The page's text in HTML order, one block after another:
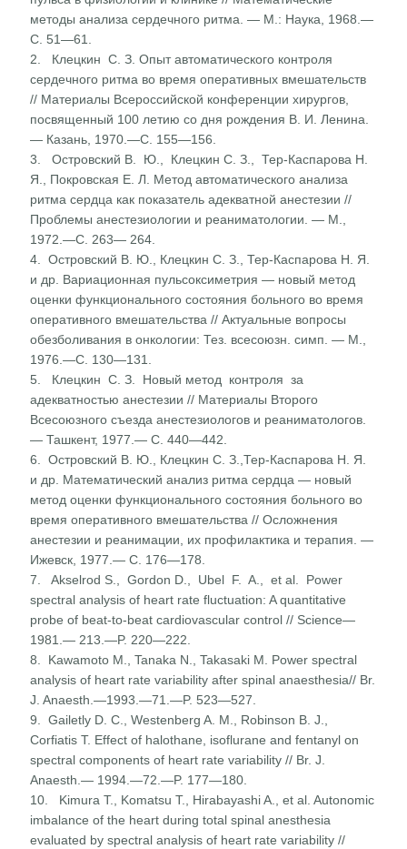
методы анализа сердечного ритма. — М.: Наука, 1968.—
С. 51—61.
2. Клецкин С. З. Опыт автоматического контроля
сердечного ритма во время оперативных вмешательств
// Материалы Всероссийской конференции хирургов,
посвященный 100 летию со дня рождения В. И. Ленина.
— Казань, 1970.—С. 155—156.
3. Островский В. Ю., Клецкин С. З., Тер-Каспарова Н.
Я., Покровская Е. Л. Метод автоматического анализа
ритма сердца как показатель адекватной анестезии //
Проблемы анестезиологии и реаниматологии. — М.,
1972.—С. 263— 264.
4. Островский В. Ю., Клецкин С. З., Тер-Каспарова Н. Я.
и др. Вариационная пульсоксиметрия — новый метод
оценки функционального состояния больного во время
оперативного вмешательства // Актуальные вопросы
обезболивания в онкологии: Тез. всесоюзн. симп. — М.,
1976.—С. 130—131.
5. Клецкин С. З. Новый метод контроля за
адекватностью анестезии // Материалы Второго
Всесоюзного съезда анестезиологов и реаниматологов.
— Ташкент, 1977.— С. 440—442.
6. Островский В. Ю., Клецкин С. З.,Тер-Каспарова Н. Я.
и др. Математический анализ ритма сердца — новый
метод оценки функционального состояния больного во
время оперативного вмешательства // Осложнения
анестезии и реанимации, их профилактика и терапия. —
Ижевск, 1977.— С. 176—178.
7. Akselrod S., Gordon D., Ubel F. A., et al. Power
spectral analysis of heart rate fluctuation: A quantitative
probe of beat-to-beat cardiovascular control // Science—
1981.— 213.—P. 220—222.
8. Kawamoto M., Tanaka N., Takasaki M. Power spectral
analysis of heart rate variability after spinal anaesthesia// Br.
J. Anaesth.—1993.—71.—P. 523—527.
9. Gailetly D. C., Westenberg A. M., Robinson B. J.,
Corfiatis T. Effect of halothane, isoflurane and fentanyl on
spectral components of heart rate variability // Br. J.
Anaesth.— 1994.—72.—P. 177—180.
10. Kimura Т., Komatsu Т., Hirabayashi A., et al. Autonomic
imbalance of the heart during total spinal anesthesia
evaluated by spectral analysis of heart rate variability //